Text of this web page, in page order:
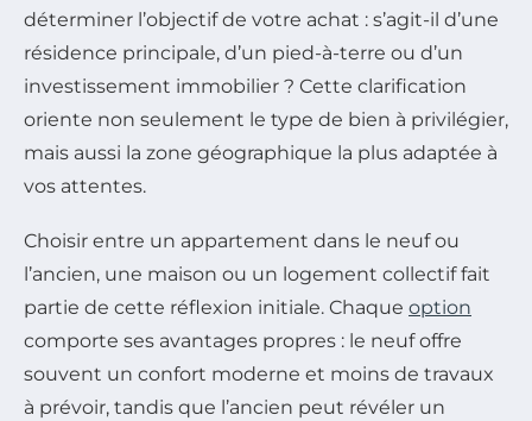
déterminer l’objectif de votre achat : s’agit-il d’une
résidence principale, d’un pied-à-terre ou d’un
investissement immobilier ? Cette clarification
oriente non seulement le type de bien à privilégier,
mais aussi la zone géographique la plus adaptée à
vos attentes.
Choisir entre un appartement dans le neuf ou
l’ancien, une maison ou un logement collectif fait
partie de cette réflexion initiale. Chaque option
comporte ses avantages propres : le neuf offre
souvent un confort moderne et moins de travaux
à prévoir, tandis que l’ancien peut révéler un